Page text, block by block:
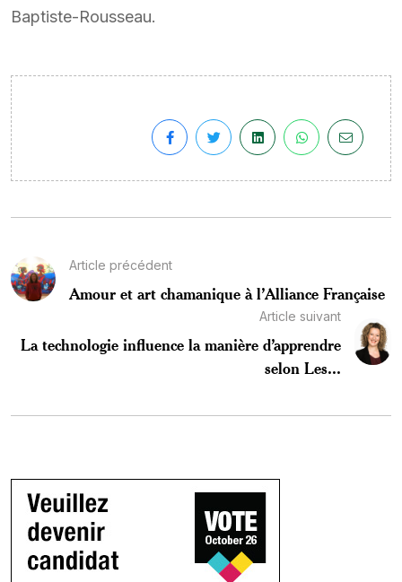
Baptiste-Rousseau.
Article précédent
Amour et art chamanique à l’Alliance Française
Article suivant
La technologie influence la manière d’apprendre
selon Les...